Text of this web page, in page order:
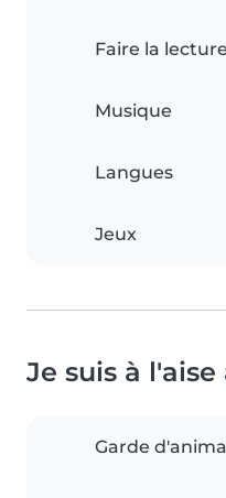
Faire la lecture
Musique
Langues
Jeux
Je suis à l'aise
Garde